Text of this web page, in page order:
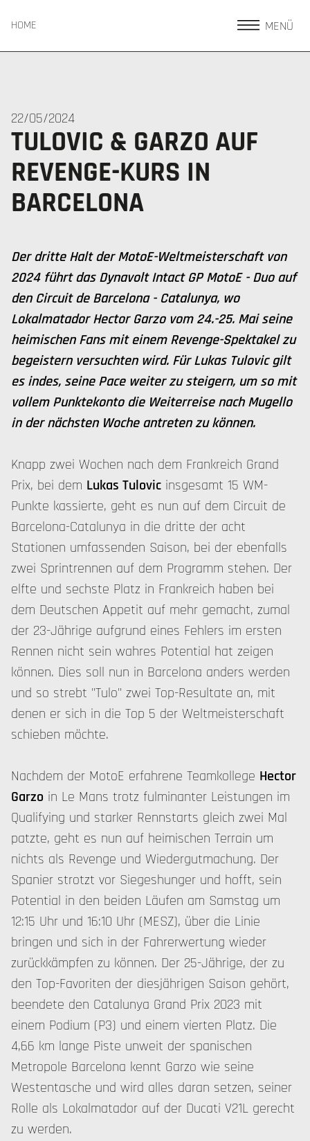
HOME MENÜ
22/05/2024
TULOVIC & GARZO AUF
REVENGE-KURS IN
BARCELONA
Der dritte Halt der MotoE-Weltmeisterschaft von
2024 führt das Dynavolt Intact GP MotoE - Duo auf
den Circuit de Barcelona - Catalunya, wo
Lokalmatador Hector Garzo vom 24.-25. Mai seine
heimischen Fans mit einem Revenge-Spektakel zu
begeistern versuchten wird. Für Lukas Tulovic gilt
es indes, seine Pace weiter zu steigern, um so mit
vollem Punktekonto die Weiterreise nach Mugello
in der nächsten Woche antreten zu können.
Knapp zwei Wochen nach dem Frankreich Grand
Prix, bei dem Lukas Tulovic insgesamt 15 WM-
Punkte kassierte, geht es nun auf dem Circuit de
Barcelona-Catalunya in die dritte der acht
Stationen umfassenden Saison, bei der ebenfalls
zwei Sprintrennen auf dem Programm stehen. Der
elfte und sechste Platz in Frankreich haben bei
dem Deutschen Appetit auf mehr gemacht, zumal
der 23-Jährige aufgrund eines Fehlers im ersten
Rennen nicht sein wahres Potential hat zeigen
können. Dies soll nun in Barcelona anders werden
und so strebt "Tulo" zwei Top-Resultate an, mit
denen er sich in die Top 5 der Weltmeisterschaft
schieben möchte.
Nachdem der MotoE erfahrene Teamkollege Hector
Garzo in Le Mans trotz fulminanter Leistungen im
Qualifying und starker Rennstarts gleich zwei Mal
patzte, geht es nun auf heimischen Terrain um
nichts als Revenge und Wiedergutmachung. Der
Spanier strotzt vor Siegeshunger und hofft, sein
Potential in den beiden Läufen am Samstag um
12:15 Uhr und 16:10 Uhr (MESZ), über die Linie
bringen und sich in der Fahrerwertung wieder
zurückkämpfen zu können. Der 25-Jährige, der zu
den Top-Favoriten der diesjährigen Saison gehört,
beendete den Catalunya Grand Prix 2023 mit
einem Podium (P3) und einem vierten Platz. Die
4,66 km lange Piste unweit der spanischen
Metropole Barcelona kennt Garzo wie seine
Westentasche und wird alles daran setzen, seiner
Rolle als Lokalmatador auf der Ducati V21L gerecht
zu werden.